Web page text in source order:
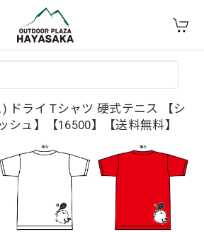
) ドライ Tシャツ 硬式テニス 【シ
シュ】【16500】【送料無料】